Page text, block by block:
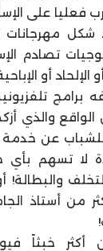
فعليا على
مهرجانات
تصادم
الإلحاد أو
الواقع والذي
عن
لا تسهم بأي
والبطالة!
من أستاذ
خبثاً